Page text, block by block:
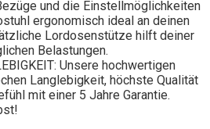
und die Einstellmöglichkeiten
ergonomisch ideal an deinen
Lordosenstütze hilft deiner
Belastungen.
Unsere hochwertigen
Langlebigkeit, höchste Qualität
mit einer 5 Jahre Garantie.